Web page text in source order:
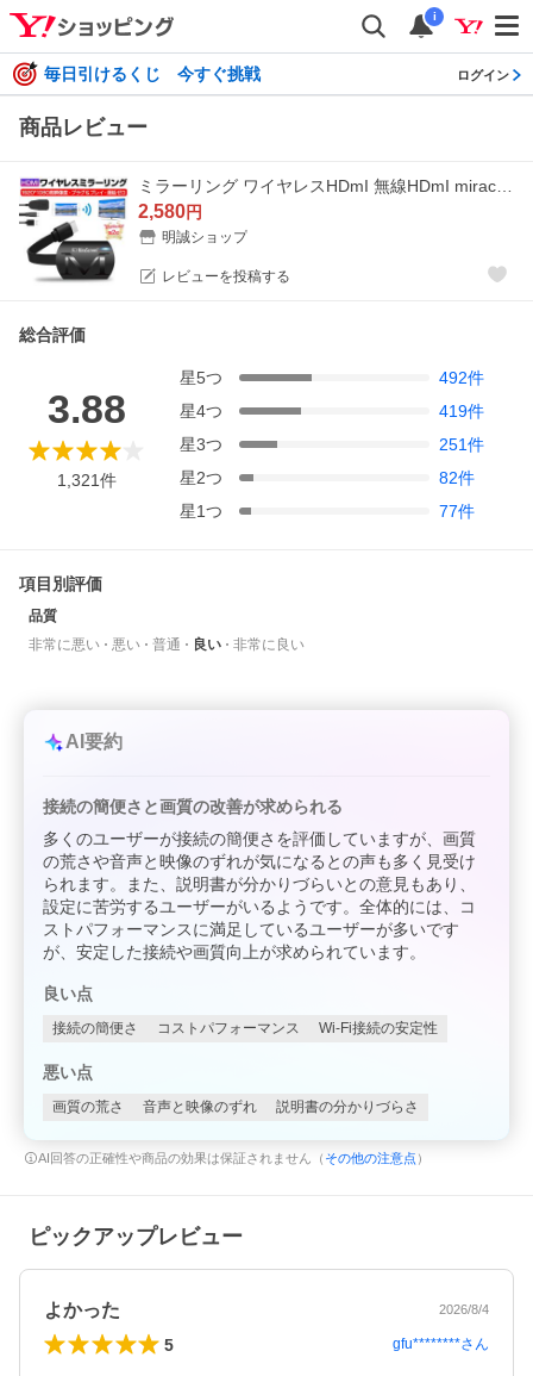
i
毎日引けるくじ 今すぐ挑戦 ログイン
商品レビュー
2,580円
明誠ショップ
レビューを投稿する
総合評価
3.88
1,321件
星5つ 492件
星4つ 419件
星3つ 251件
星2つ 82件
星1つ 77件
項目別評価
品質
非常に悪い
悪い 普通 良い 非常に良い
AI要約
接続の簡便さと画質の改善が求められる
多くのユーザーが接続の簡便さを評価していますが、画質
の荒さや音声と映像のずれが気になるとの声も多く見受け
られます。また、説明書が分かりづらいとの意見もあり、
設定に苦労するユーザーがいるようです。全体的には、コ
ストパフォーマンスに満足しているユーザーが多いです
が、安定した接続や画質向上が求められています。
良い点
接続の簡便さ コストパフォーマンス Wi-Fi接続の安定性
悪い点
画質の荒さ 音声と映像のずれ 説明書の分かりづらさ
AI回答の正確性や商品の効果は保証されません（ その他の注意点 ）
ピックアップレビュー
よかった 2026/8/4
5 gfu********さん